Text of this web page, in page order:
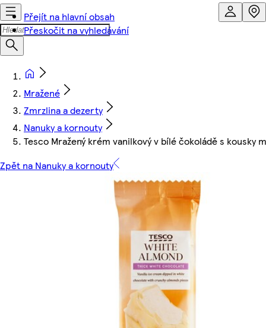
Přejít na hlavní obsah
Přeskočit na vyhledávání
Mražené
Zmrzlina a dezerty
Nanuky a kornouty
Tesco Mražený krém vanilkový v bílé čokoládě s kousky
Zpět na Nanuky a kornouty